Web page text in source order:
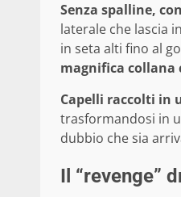
Senza spalline,
laterale che lascia
in seta alti fino al
magnifica collana
Capelli raccolti in
trasformandosi in
dubbio che sia
Il “revenge”